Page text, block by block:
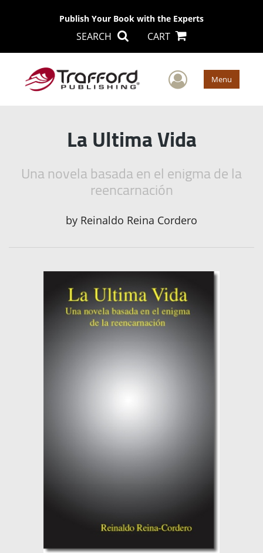
Publish Your Book with the Experts
SEARCH CART
User Menu
La Ultima Vida
Una novela basada en el enigma de la
reencarnación
by Reinaldo Reina Cordero